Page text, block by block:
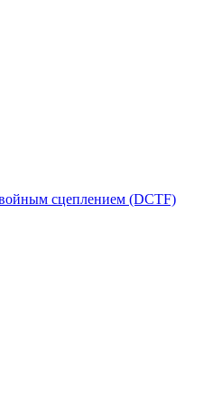
сцеплением (DCTF)